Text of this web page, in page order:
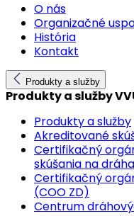
O nás
Organizačné
História
Kontakt
Produkty a služby
Produkty a služby
Produkty a služby
Akreditované
Certifikačný
skúšania na
Certifikačný
(COO ZD)
Centrum